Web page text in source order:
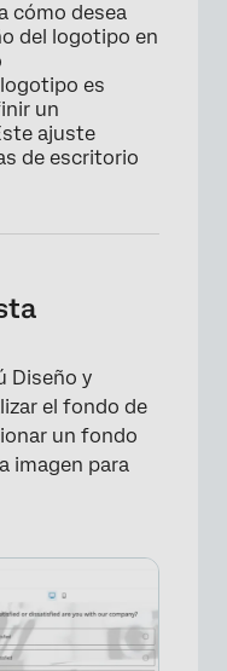
×
cómo desea
del logotipo en
es
un
ajuste
de escritorio
Diseño y
el fondo de
un fondo
imagen para